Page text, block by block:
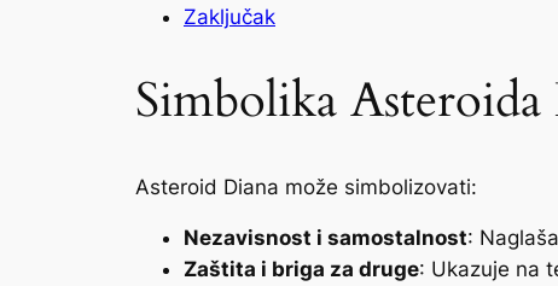
Zaključak
Simbolika
Asteroid Diana može simbolizovati:
Nezavisnost i samostalnost:
Zaštita i briga za druge: Ukazuje na